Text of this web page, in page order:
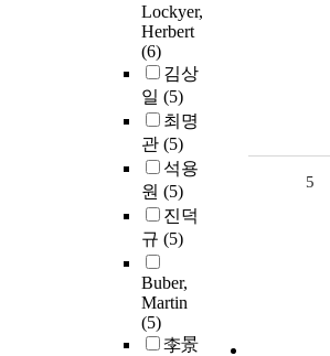
Lockyer,
Herbert
(6)
김상
일 (5)
최명
관 (5)
석용
원 (5)
진덕
규 (5)
Buber,
Martin
(5)
李景
5